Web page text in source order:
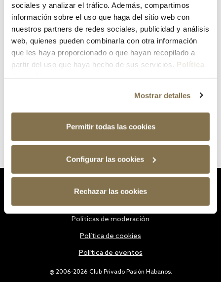
sociales y analizar el tráfico. Además, compartimos
información sobre el uso que haga del sitio web con
nuestros partners de redes sociales, publicidad y análisis
web, quienes pueden combinarla con otra información
que les haya proporcionado o que hayan recopilado a
partir del uso que haya hecho de sus servicios. Política
Mostrar detalles
Permitir todas las cookies
Configurar las cookies
Rechazar las cookies
¿Has olvidado tu contraseña?
@ 2006-2026 Club Privado Pasión Habanos.
Políticas de moderación
Política de cookies
Política de eventos